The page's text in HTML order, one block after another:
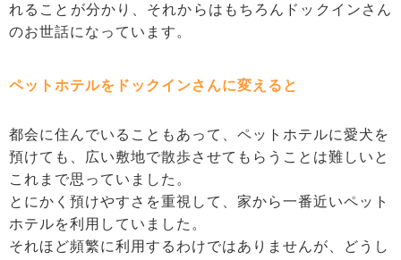
れることが分かり、それからはもちろんドックインさん
のお世話になっています。
ペットホテルをドックインさんに変えると
都会に住んでいることもあって、ペットホテルに愛犬を
預けても、広い敷地で散歩させてもらうことは難しいと
これまで思っていました。
とにかく預けやすさを重視して、家から一番近いペット
ホテルを利用していました。
それほど頻繁に利用するわけではありませんが、どうし